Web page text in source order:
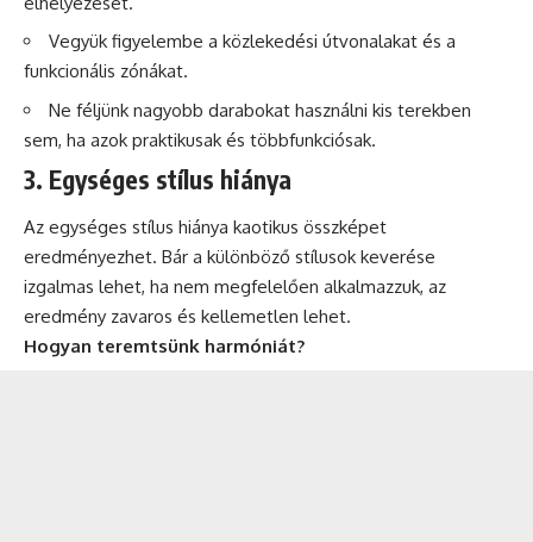
Vegyük figyelembe a közlekedési útvonalakat és a
funkcionális zónákat.
Ne féljünk nagyobb darabokat használni kis terekben
sem, ha azok praktikusak és többfunkciósak.
3. Egységes stílus hiánya
Az egységes stílus hiánya kaotikus összképet
eredményezhet. Bár a különböző stílusok keverése
izgalmas lehet, ha nem megfelelően alkalmazzuk, az
eredmény zavaros és kellemetlen lehet.
Hogyan teremtsünk harmóniát?